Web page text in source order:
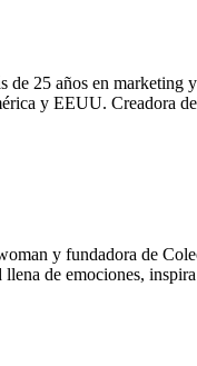
de 25 años en
y EEUU. Creadora
y fundadora de
de emociones,